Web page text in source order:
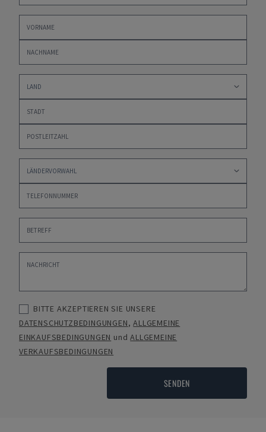
BITTE AKZEPTIEREN SIE UNSERE
DATENSCHUTZBEDINGUNGEN,ALLGEMEINE
EINKAUFSBEDINGUNGEN undALLGEMEINE
VERKAUFSBEDINGUNGEN
SENDEN